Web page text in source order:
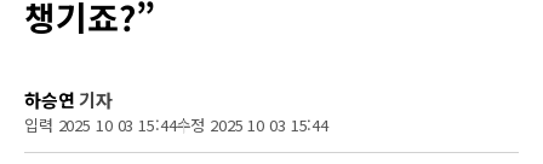
챙기죠?”
하승연기자
입력 2025 10 03 15:44수정 2025 10 03 15:44